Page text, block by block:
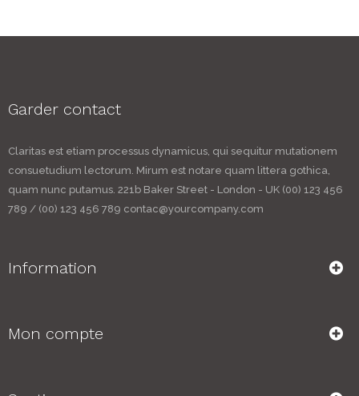
Garder contact
Claritas est etiam processus dynamicus, qui sequitur mutationem
consuetudium lectorum. Mirum est notare quam littera gothica,
quam nunc putamus. 221b Baker Street - London - UK (00) 123 456
789 / (00) 123 456 789 contac@yourcompany.com
Information
Mon compte